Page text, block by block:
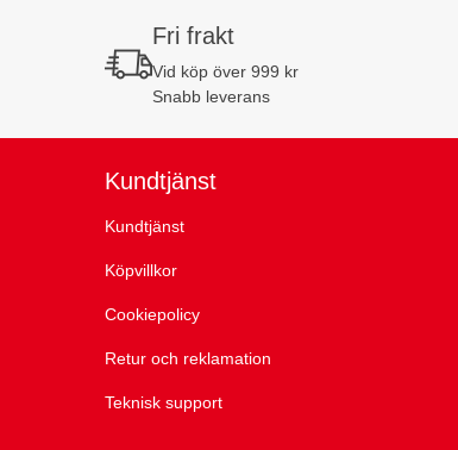
Fri frakt
Vid köp över 999 kr
Snabb leverans
Kundtjänst
Kundtjänst
Köpvillkor
Cookiepolicy
Retur och reklamation
Teknisk support